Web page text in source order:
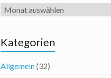
Archiv
Kategorien
Allgemein(32)